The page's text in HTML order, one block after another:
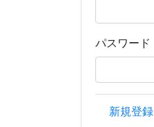
パスワード
新規登録